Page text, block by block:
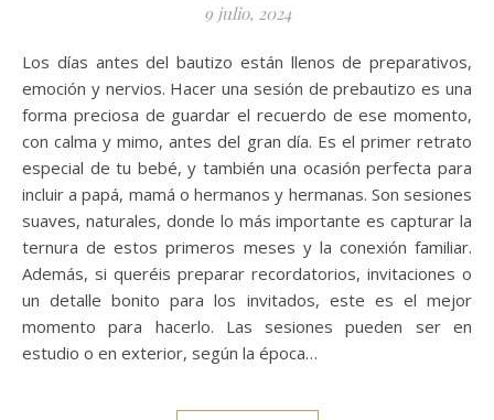
9 julio, 2024
Los días antes del bautizo están llenos de preparativos,
emoción y nervios. Hacer una sesión de prebautizo es una
forma preciosa de guardar el recuerdo de ese momento,
con calma y mimo, antes del gran día. Es el primer retrato
especial de tu bebé, y también una ocasión perfecta para
incluir a papá, mamá o hermanos y hermanas. Son sesiones
suaves, naturales, donde lo más importante es capturar la
ternura de estos primeros meses y la conexión familiar.
Además, si queréis preparar recordatorios, invitaciones o
un detalle bonito para los invitados, este es el mejor
momento para hacerlo. Las sesiones pueden ser en
estudio o en exterior, según la época…